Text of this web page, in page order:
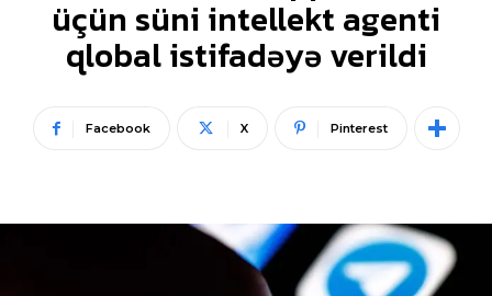
üçün süni intellekt agenti
qlobal istifadəyə verildi
Facebook X Pinterest